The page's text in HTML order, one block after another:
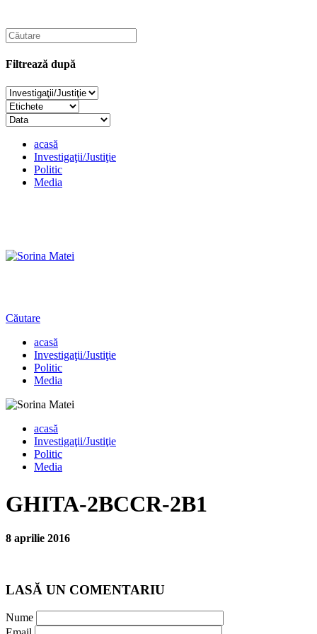
Filtrează după
acasă
Investigaţii/Justiţie
Politic
Media
Căutare
acasă
Investigaţii/Justiţie
Politic
Media
acasă
Investigaţii/Justiţie
Politic
Media
GHITA-2BCCR-2B1
8 aprilie 2016
LASĂ UN COMENTARIU
Nume